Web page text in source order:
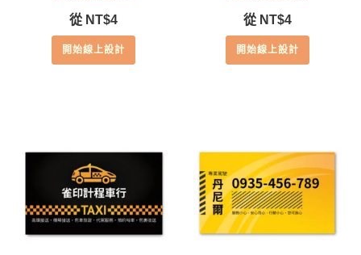
從 NT$4
開始線上設計
從 NT$4
開始線上設計